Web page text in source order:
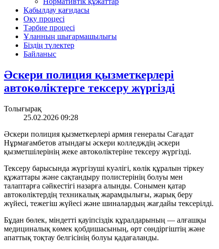
Қабылдау қағидасы
Оқу процесі
Тәрбие процесі
Ұланның шығармашылығы
Біздің түлектер
Байланыс
Әскери полиция қызметкерлері
автокөліктерге тексеру жүргізді
Толығырақ
25.02.2026 09:28
Әскери полиция қызметкерлері армия генералы Сағадат
Нұрмағамбетов атындағы әскери колледждің әскери
қызметшілерінің жеке автокөліктеріне тексеру жүргізді.
Тексеру барысында жүргізуші куәлігі, көлік құралын тіркеу
құжаттары және сақтандыру полистерінің болуы мен
талаптарға сәйкестігі назарға алынды. Сонымен қатар
автокөліктердің техникалық жарамдылығы, жарық беру
жүйесі, тежегіш жүйесі және шиналардың жағдайы тексерілді.
Бұдан бөлек, міндетті қауіпсіздік құралдарының — алғашқы
медициналық көмек қобдишасының, өрт сөндіргіштің және
апаттық тоқтау белгісінің болуы қадағаланды.